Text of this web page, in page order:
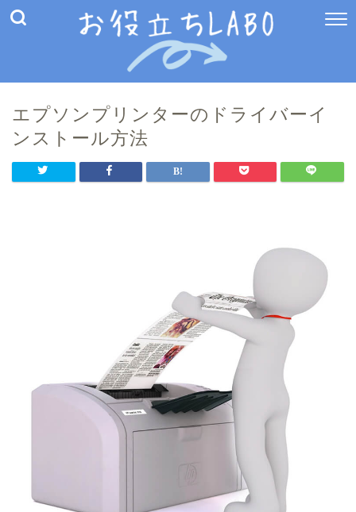
エプソンプリンターのドライバーイ
ンストール方法